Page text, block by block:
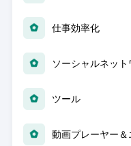
仕事効率化
ツール